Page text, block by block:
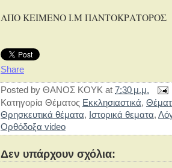
ΑΠΟ ΚΕΙΜΕΝΟ Ι.Μ ΠΑΝΤΟΚΡΑΤΟΡΟΣ
Share
Posted by ΘΑΝΟΣ ΚΟΥΚ at 7:30 μ.μ.
Κατηγορία Θέματος Εκκλησιαστικά,
Θρησκευτικά θέματα, Ιστορικά θεματα,
Ορθόδοξα video
Δεν υπάρχουν σχόλια: